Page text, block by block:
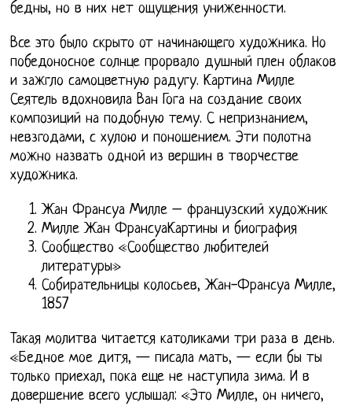
бедны, но в них нет ощущения униженности.
Все это было скрыто от начинающего художника. Но
победоносное солнце прорвало душный плен облаков
и зажгло самоцветную радугу. Картина Милле
Сеятель вдохновила Ван Гога на создание своих
композиций на подобную тему. С непризнанием,
невзгодами, с хулою и поношением. Эти полотна
можно назвать одной из вершин в творчестве
художника.
Жан Франсуа Милле – французский художник
Милле Жан ФрансуаКартины и биография
Сообщество «Сообщество любителей
литературы»
Собирательницы колосьев, Жан-Франсуа Милле,
1857
Такая молитва читается католиками три раза в день.
«Бедное мое дитя, — писала мать, — если бы ты
только приехал, пока еще не наступила зима. И в
довершение всего услышал: «Это Милле, он ничего,